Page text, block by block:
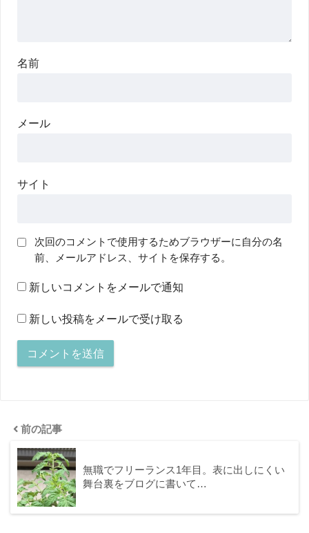
名前
メール
サイト
次回のコメントで使用するためブラウザーに自分の名
前、メールアドレス、サイトを保存する。
新しいコメントをメールで通知
新しい投稿をメールで受け取る
前の記事
無職でフリーランス1年目。表に出しにくい
舞台裏をブログに書いて…